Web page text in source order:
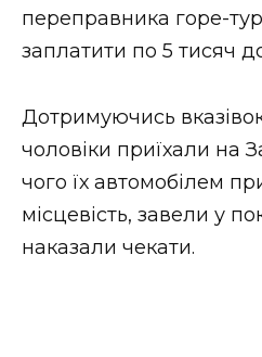
переправника горе-
заплатити по 5 тисяч
Дотримуючись
чоловіки приїхали на
чого їх автомобілем
місцевість, завели у
наказали чекати.